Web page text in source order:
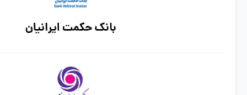
بانک حکمت ایرانیان